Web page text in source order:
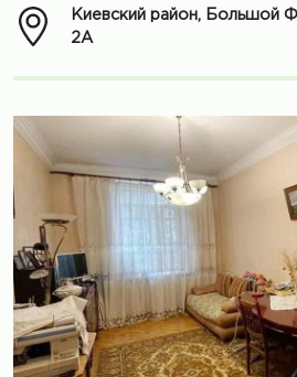
Киевский район, Большой
2А